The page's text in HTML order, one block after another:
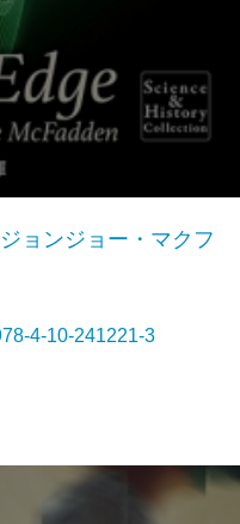
ョンジョー・マクフ
4-10-241221-3